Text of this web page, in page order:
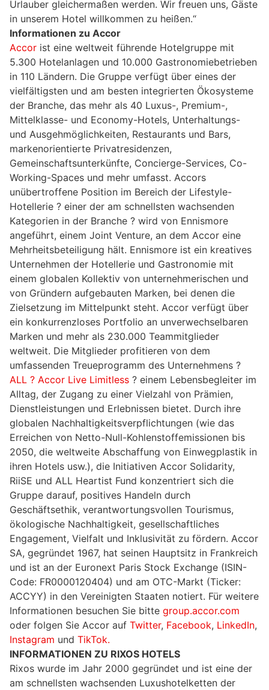
Urlauber gleichermaßen werden. Wir freuen uns, Gäste
in unserem Hotel willkommen zu heißen.“
Informationen zu Accor
Accor ist eine weltweit führende Hotelgruppe mit
5.300 Hotelanlagen und 10.000 Gastronomiebetrieben
in 110 Ländern. Die Gruppe verfügt über eines der
vielfältigsten und am besten integrierten Ökosysteme
der Branche, das mehr als 40 Luxus-, Premium-,
Mittelklasse- und Economy-Hotels, Unterhaltungs-
und Ausgehmöglichkeiten, Restaurants und Bars,
markenorientierte Privatresidenzen,
Gemeinschaftsunterkünfte, Concierge-Services, Co-
Working-Spaces und mehr umfasst. Accors
unübertroffene Position im Bereich der Lifestyle-
Hotellerie ? einer der am schnellsten wachsenden
Kategorien in der Branche ? wird von Ennismore
angeführt, einem Joint Venture, an dem Accor eine
Mehrheitsbeteiligung hält. Ennismore ist ein kreatives
Unternehmen der Hotellerie und Gastronomie mit
einem globalen Kollektiv von unternehmerischen und
von Gründern aufgebauten Marken, bei denen die
Zielsetzung im Mittelpunkt steht. Accor verfügt über
ein konkurrenzloses Portfolio an unverwechselbaren
Marken und mehr als 230.000 Teammitglieder
weltweit. Die Mitglieder profitieren von dem
umfassenden Treueprogramm des Unternehmens ?
ALL ? Accor Live Limitless ? einem Lebensbegleiter im
Alltag, der Zugang zu einer Vielzahl von Prämien,
Dienstleistungen und Erlebnissen bietet. Durch ihre
globalen Nachhaltigkeitsverpflichtungen (wie das
Erreichen von Netto-Null-Kohlenstoffemissionen bis
2050, die weltweite Abschaffung von Einwegplastik in
ihren Hotels usw.), die Initiativen Accor Solidarity,
RiiSE und ALL Heartist Fund konzentriert sich die
Gruppe darauf, positives Handeln durch
Geschäftsethik, verantwortungsvollen Tourismus,
ökologische Nachhaltigkeit, gesellschaftliches
Engagement, Vielfalt und Inklusivität zu fördern. Accor
SA, gegründet 1967, hat seinen Hauptsitz in Frankreich
und ist an der Euronext Paris Stock Exchange (ISIN-
Code: FR0000120404) und am OTC-Markt (Ticker:
ACCYY) in den Vereinigten Staaten notiert. Für weitere
Informationen besuchen Sie bitte group.accor.com
oder folgen Sie Accor auf Twitter, Facebook, LinkedIn,
Instagram und TikTok.
INFORMATIONEN ZU RIXOS HOTELS
Rixos wurde im Jahr 2000 gegründet und ist eine der
am schnellsten wachsenden Luxushotelketten der